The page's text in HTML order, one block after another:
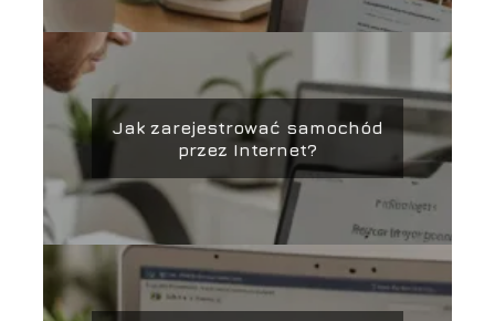
Jak zarejestrować samochód
przez Internet?